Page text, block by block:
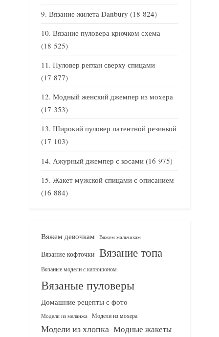
Вязание жилета Danbury (18 824)
Вязание пуловера крючком схема
(18 525)
Пуловер реглан сверху спицами
(17 877)
Модный женский джемпер из мохера
(17 353)
Широкий пуловер патентной резинкой
(17 103)
Ажурный джемпер с косами (16 975)
Жакет мужской спицами с описанием
(16 884)
Вяжем девочкам Вяжем мальчикам
Вязание кофточки Вязание топа
Вязаные модели с капюшоном
Вязаные пуловеры
Домашние рецепты с фото
Модели из меланжа Модели из мохера
Модели из хлопка Модные жакеты